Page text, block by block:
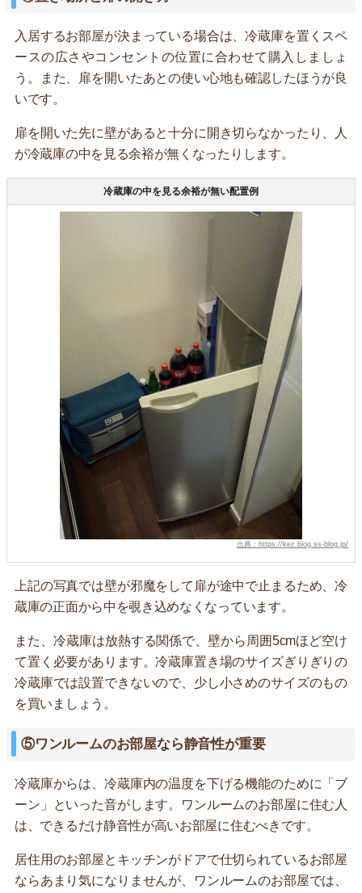
入居するお部屋が決まっている場合は、冷蔵庫を置くスペ
ースの広さやコンセントの位置に合わせて購入しましょ
う。また、扉を開いたあとの使い心地も確認したほうが良
いです。
扉を開いた先に壁があると十分に開き切らなかったり、人
が冷蔵庫の中を見る余裕が無くなったりします。
冷蔵庫の中を見る余裕が無い配置例
出典：https://kez.blog.ss-blog.jp/
上記の写真では壁が邪魔をして扉が途中で止まるため、冷
蔵庫の正面から中を覗き込めなくなっています。
また、冷蔵庫は放熱する関係で、壁から周囲5cmほど空け
て置く必要があります。冷蔵庫置き場のサイズぎりぎりの
冷蔵庫では設置できないので、少し小さめのサイズのもの
を買いましょう。
⑤ワンルームのお部屋なら静音性が重要
冷蔵庫からは、冷蔵庫内の温度を下げる機能のために「ブ
ーン」といった音がします。ワンルームのお部屋に住む人
は、できるだけ静音性が高いお部屋に住むべきです。
居住用のお部屋とキッチンがドアで仕切られているお部屋
ならあまり気になりませんが、ワンルームのお部屋では、